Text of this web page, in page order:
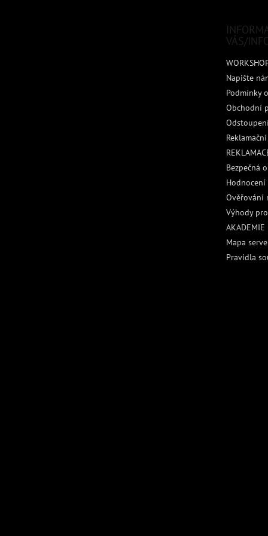
VÁS/
Napište
Podmínky
Obchodní
Bezpečná
Ověřování
Výhody
AKADEMIE
Mapa
Pravidla